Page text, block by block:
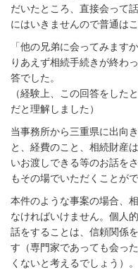
だいたところ、直接会って
にはいきませんので普通は
「他の兄弟に会ってみます
りあえず相続手続きが終わ
答でした。
（経験上、この回答をした
だと理解しました）
当事務所から三重県に出向
と、経費のこと、相続財産
いお渡しできる等のお話を
もその場でいただくことがで
本件のような事案の場合、
なければいけません。個人
話をすることは、信頼関係
す（専門家であっても会っ
くないと考えるでしょう）。